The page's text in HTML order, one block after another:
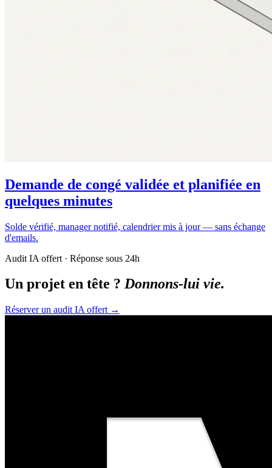
Demande de congé validée et planifiée en
quelques minutes
Solde vérifié, manager notifié, calendrier mis à jour — sans échange
d'emails.
Audit IA offert · Réponse sous 24h
Un projet en tête ? Donnons-lui vie.
Réserver un audit IA offert →